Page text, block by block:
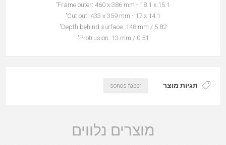
Frame outer: 460 x 386 mm - 18.1 x 15.1’’
Cut out: 433 x 359 mm - 17 x 14.1’’
Depth behind surface: 148 mm / 5.82’’
Protrusion: 13 mm / 0.51’’
תגיות מוצר sonos faber
מוצרים נלווים